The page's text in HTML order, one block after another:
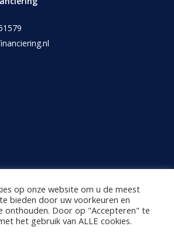
|Design by Svenny|Algemene voorwaarden|Privacy
op onze website om u de meest
bieden door uw voorkeuren en
onthouden. Door op "Accepteren" te
het gebruik van ALLE cookies.